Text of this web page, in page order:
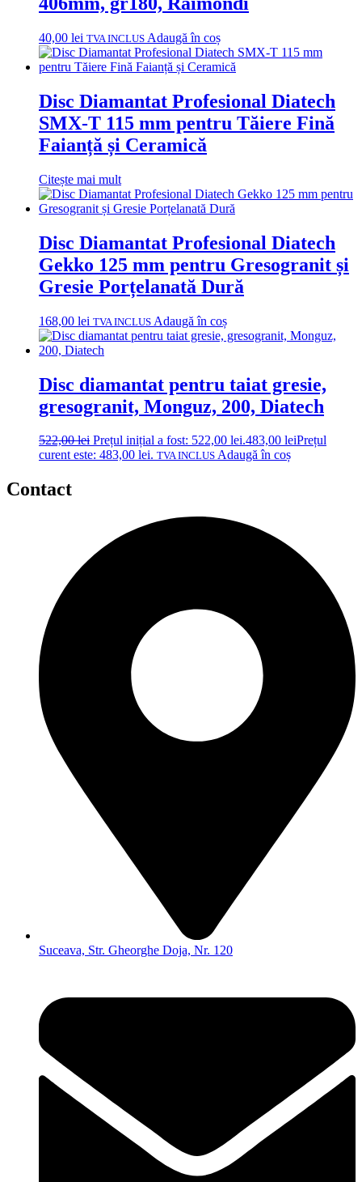
40,00 lei TVA INCLUS Adaugă în coș
Disc Diamantat Profesional Diatech
SMX-T 115 mm pentru Tăiere Fină
Faianță și Ceramică
Citește mai mult
Disc Diamantat Profesional Diatech
Gekko 125 mm pentru Gresogranit și
Gresie Porțelanată Dură
168,00 lei TVA INCLUS Adaugă în coș
Disc diamantat pentru taiat gresie,
gresogranit, Monguz, 200, Diatech
522,00lei Prețul inițial a fost: 522,00 lei.483,00 leiPrețul
curent este: 483,00 lei. TVA INCLUS Adaugă în coș
Contact
Suceava, Str. Gheorghe Doja, Nr. 120